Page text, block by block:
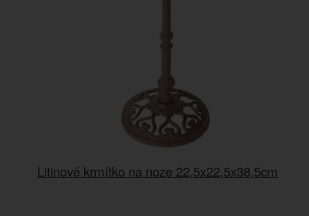
Litinové krmítko na noze 22,5x22,5x38,5cm